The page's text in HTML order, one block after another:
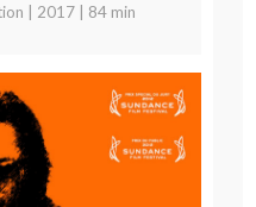
| 2017 | 84 min